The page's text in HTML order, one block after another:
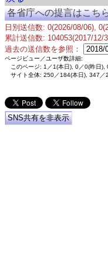
各省庁への提言はこち
日別送信数: 0(2026/08/06),
累計送信数: 104053(2017/12/
過去の送信数を参照：
ページビュー／ユーザ数詳細:
このページ: 1／1(本日), 0／0(昨日),
サイト全体: 250／184(本日), 347／